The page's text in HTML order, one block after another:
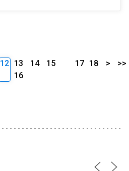
12 13 14
15
16
17 18 > >>